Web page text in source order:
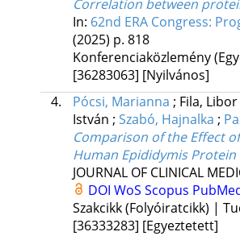
Correlation between
In: 62nd ERA Congress:
(2025) p. 818
Konferenciaközlemény
[36283063] [Nyilvános]
4.
Pócsi, Marianna ; Fila, Libor
István ; Szabó, Hajnalka ;
Comparison of the Effect
Human Epididymis Protein
JOURNAL OF CLINICAL
DOI WoS Scopus
Szakcikk (Folyóiratcikk) |
[36333283] [Egyeztetett]